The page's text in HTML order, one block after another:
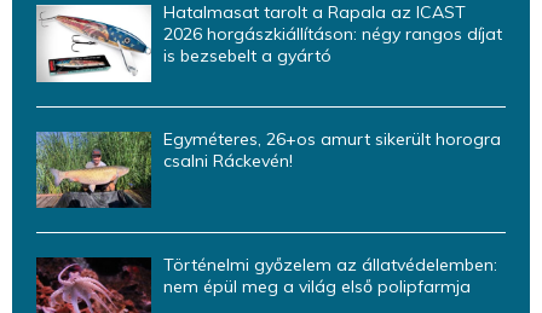
Hatalmasat tarolt a Rapala az ICAST
2026 horgászkiállításon: négy rangos díjat
is bezsebelt a gyártó
Egyméteres, 26+os amurt sikerült horogra
csalni Ráckevén!
Történelmi győzelem az állatvédelemben:
nem épül meg a világ első polipfarmja